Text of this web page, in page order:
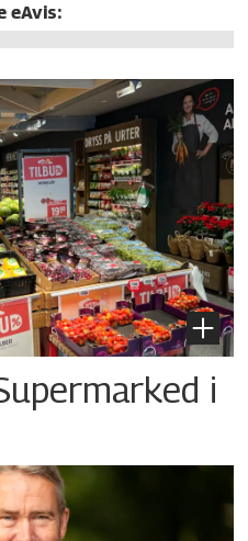
eAvis:
i